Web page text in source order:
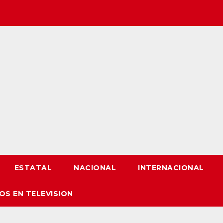
ESTATAL NACIONAL INTERNACIONAL
EN TELEVISION